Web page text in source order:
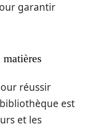
garantir
réussir
est
et les